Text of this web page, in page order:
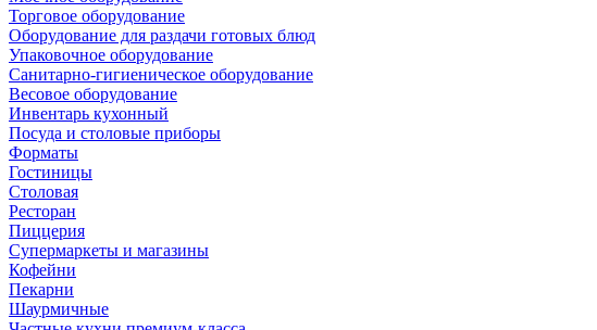
Торговое оборудование
Оборудование для раздачи готовых блюд
Упаковочное оборудование
Санитарно-гигиеническое оборудование
Весовое оборудование
Инвентарь кухонный
Посуда и столовые приборы
Форматы
Гостиницы
Столовая
Ресторан
Пиццерия
Супермаркеты и магазины
Кофейни
Пекарни
Шаурмичные